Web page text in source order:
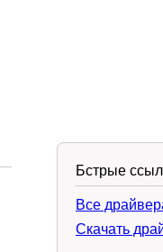
Бстрые
Все
Скачать